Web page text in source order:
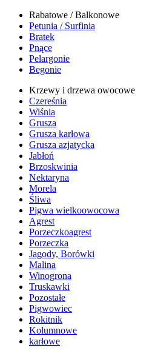
Rabatowe / Balkonowe
Petunia / Surfinia
Bratek
Pnące
Pelargonie
Begonie
Krzewy i drzewa owocowe
Czereśnia
Wiśnia
Grusza
Grusza karłowa
Grusza azjatycka
Jabłoń
Brzoskwinia
Nektaryna
Morela
Śliwa
Pigwa wielkoowocowa
Agrest
Porzeczkoagrest
Porzeczka
Jagody, Borówki
Malina
Winogrona
Truskawki
Pozostałe
Pigwowiec
Rokitnik
Kolumnowe
karłowe